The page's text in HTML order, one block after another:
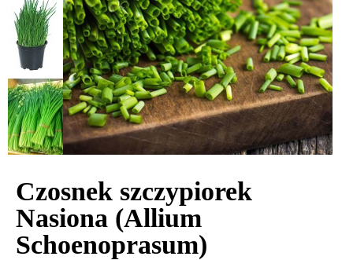
Czosnek szczypiorek
Nasiona (Allium
Schoenoprasum)